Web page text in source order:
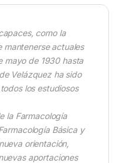
como la
mantenerse actuales
mayo de 1930 hasta
Velázquez ha sido
los estudiosos
la Farmacología
Básica y
orientación,
aportaciones